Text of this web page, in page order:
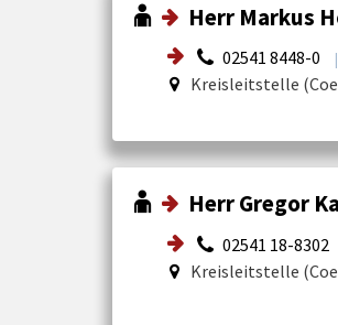
Herr Markus
02541 8448-0 |
Kreisleitstelle
Herr Gregor
02541 18-8302
Kreisleitstelle